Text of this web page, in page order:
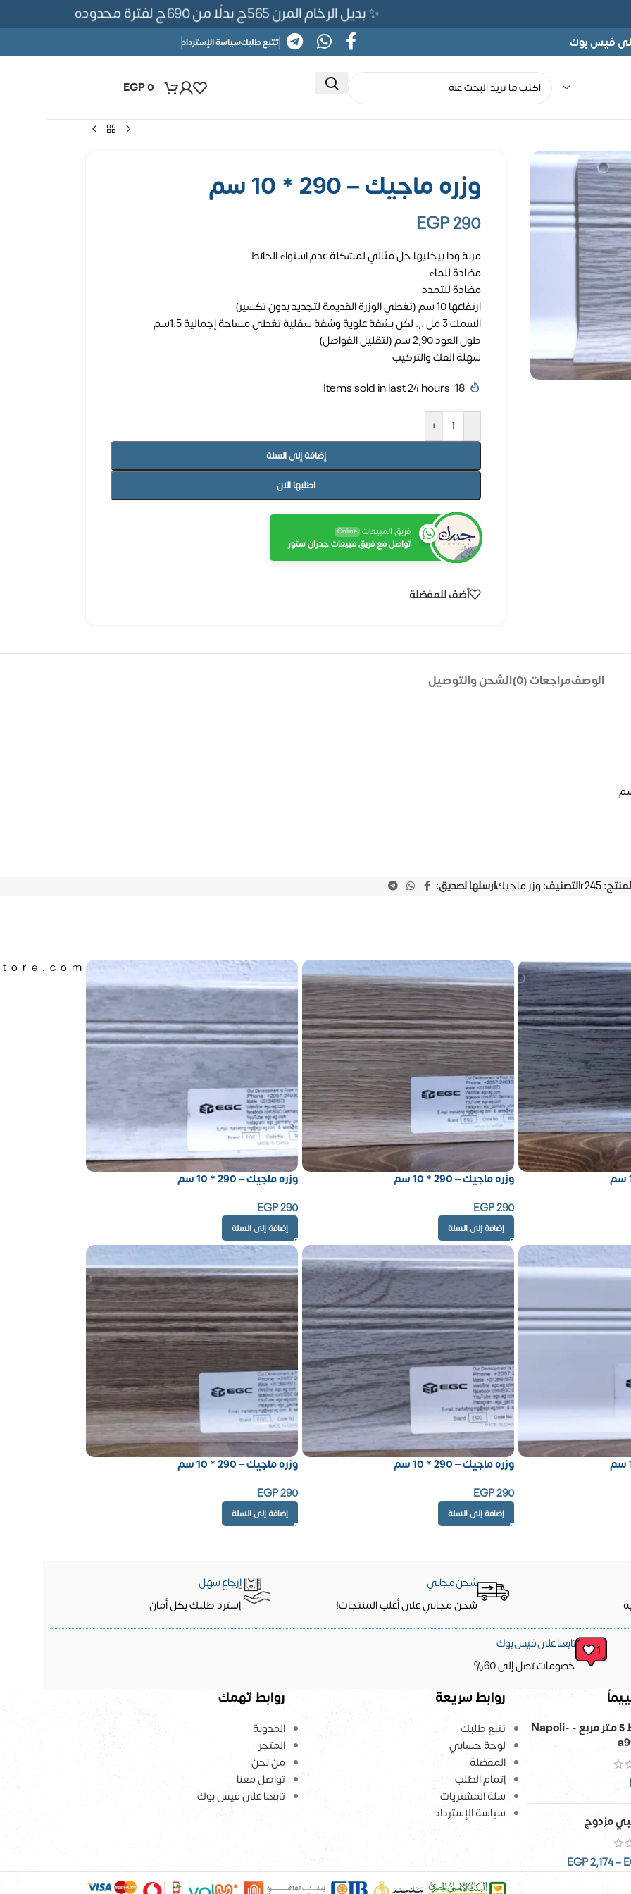
✨ بديل الرخام المرن 565ج بدلًا من 690ج لفترة محدوده
على فيس بوك تتبع طلبكسياسة الإسترداد
EGP0
وزره ماجيك – 290 * 10 سم
EGP290
مرنة ودا بيخليها حل مثالي لمشكلة عدم استواء الحائط
مضادة للماء
مضادة للتمدد
ارتفاعها 10 سم (تغطي الوزرة القديمة لتجديد بدون تكسير)
السمك 3 مل .,. لكن بشفة علوية وشفة سفلية تغطى مساحة إجمالية 1.5سم
طول العود 2,90 سم (لتقليل الفواصل)
سهلة الفك والتركيب
18
Items sold in last 24 hours
-
+
إضافة إلى السلة
اطلبها الان
فريق المبيعات Online
تواصل مع فريق مبيعات جدران ستور
أضف للمفضلة
الوصفمراجعات (0) الشحن والتوصيل
r245التصنيف: وزر ماجيكارسلها لصديق:
وزره ماجيك – 290 * 10 سم
EGP290
إضافة إلى السلة
وزره ماجيك – 290 * 10 سم
EGP290
إضافة إلى السلة
وزره ماجيك – 290 * 10 سم
EGP290
إضافة إلى السلة
وزره ماجيك – 290 * 10 سم
EGP290
إضافة إلى السلة
شحن مجاني
شحن مجاني على أغلب المنتجات!
إرجاع سهل
إسترد طلبك بكل أمان
تابعنا على فيس بوك
خصومات تصل إلى 60%
ورق حائط 5 متر مربع - Napoli-
مزدوج
–
EGP2,174
روابط سريعة
تتبع طلبك
لوحة حسابي
المفضلة
إتمام الطلب
سلة المشتريات
سياسة الإسترداد
روابط تهمك
المدونة
المتجر
من نحن
تواصل معنا
تابعنا على فيس بوك